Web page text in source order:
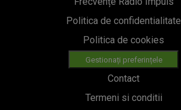
Politica de confidentialitate
Politica de cookies
Gestionați preferințele
Contact
Termeni si conditii